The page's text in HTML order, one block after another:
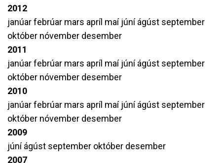
2012
janúarfebrúar mars apríl maí júníágúst september
október nóvember desember
2011
janúarfebrúar mars apríl maí júníágúst september
október nóvember desember
2010
janúarfebrúar mars apríl maí júníágúst september
október nóvember desember
2009
júníágúst september október desember
2007